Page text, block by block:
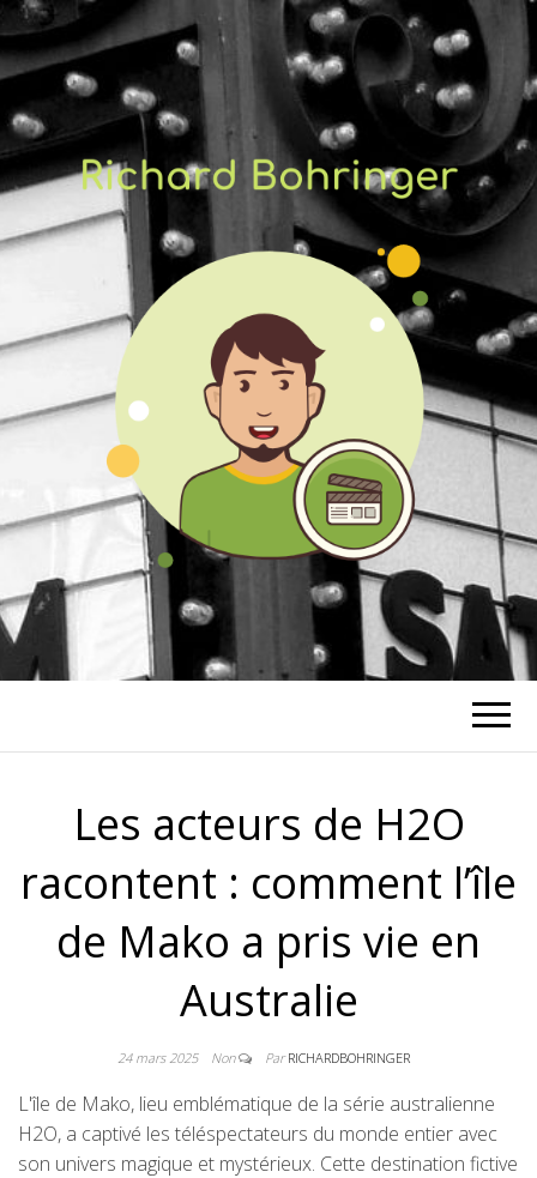
RICHARD
BOHRINGER
Les acteurs de H2O
racontent : comment l’île
de Mako a pris vie en
Australie
24 mars 2025 Non ParRICHARDBOHRINGER
L'île de Mako, lieu emblématique de la série australienne
H2O, a captivé les téléspectateurs du monde entier avec
son univers magique et mystérieux. Cette destination fictive